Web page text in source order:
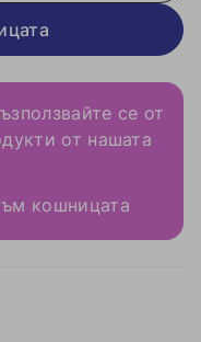
се от
от нашата
кошницата